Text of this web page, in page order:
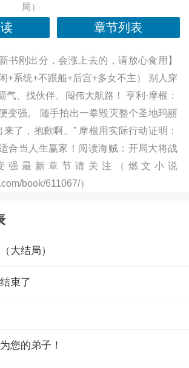
局）
章节列表
书刚出分，会涨上去的，请放心食用】
+系统+不跟船+后宫+多女不主） 别人穿
气、找伙伴、闯伟大航路！ 亨利·摩根：
变强。 随手拍出一拳毁灭整个圣地玛丽
来了，抱歉啊。” 摩根用实际行动证明：
合当人生赢家！阅读海贼：开局大将战
强最新章节请关注（燃文小说
book/611067/）
大结局）
束了
您的弟子！